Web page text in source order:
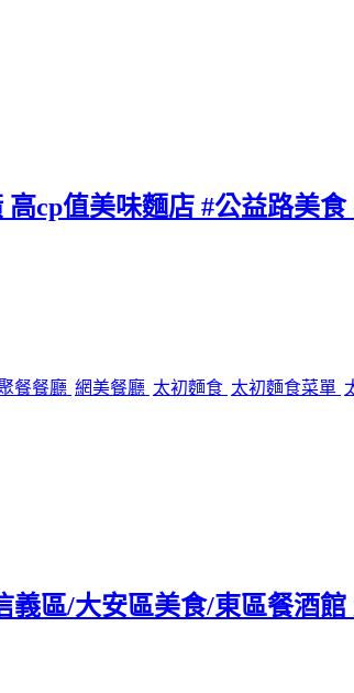
cp值美味麵店 #公益路美食
餐餐廳 網美餐廳 太初麵食 太初麵食菜單
區/大安區美食/東區餐酒